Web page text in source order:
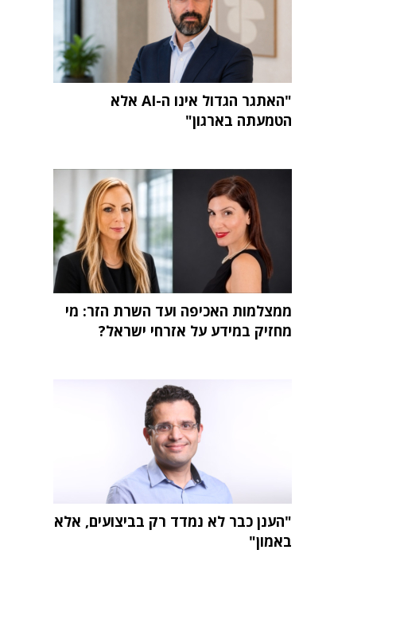
"האתגר הגדול אינו ה-AI אלא
הטמעתה בארגון"
ממצלמות האכיפה ועד השרת הזר: מי
מחזיק במידע על אזרחי ישראל?
"הענן כבר לא נמדד רק בביצועים, אלא
באמון"